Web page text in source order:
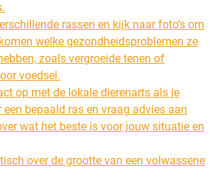
rassen en kijk naar foto’s om
welke gezondheidsproblemen ze
zoals vergroeide tenen of
voedsel.
op met de lokale dierenarts als je
bepaald ras en vraag advies aan
wat het beste is voor jouw situatie en
over de grootte van een volwassene